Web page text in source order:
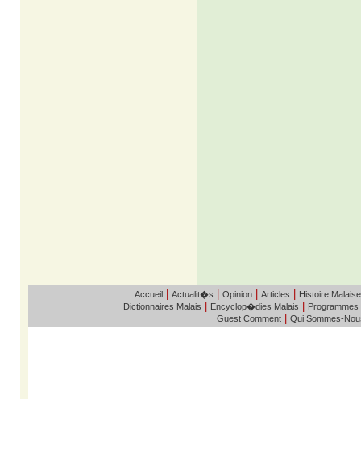
Accueil| Actualit�s Opinion| Articles Histoire Malaise
Dictionnaires Malais Encyclop�dies Malais Programmes
Guest Comment Qui Sommes-